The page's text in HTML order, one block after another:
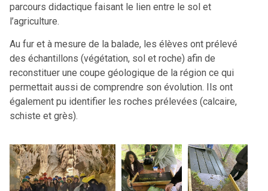
parcours didactique faisant le lien entre le sol et
l’agriculture.
Au fur et à mesure de la balade, les élèves ont prélevé
des échantillons (végétation, sol et roche) afin de
reconstituer une coupe géologique de la région ce qui
permettait aussi de comprendre son évolution. Ils ont
également pu identifier les roches prélevées (calcaire,
schiste et grès).